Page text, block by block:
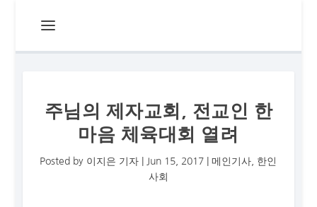
주님의 제자교회, 전교인 한
마음 체육대회 열려
Posted by 이지은 기자 Jun 15, 2017 |메인기사
한인
사회